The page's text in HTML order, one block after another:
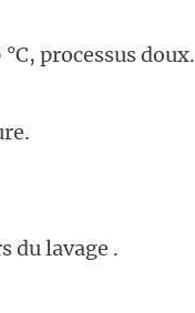
processus doux.
du lavage .